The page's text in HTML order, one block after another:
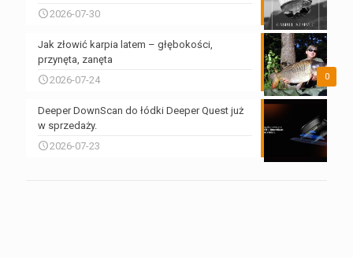
2026-07-30
0
Jak złowić karpia latem – głębokości,
przynęta, zanęta
2026-07-24
Deeper DownScan do łódki Deeper Quest już
w sprzedaży.
2026-07-23